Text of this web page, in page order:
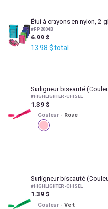
Étui à crayons en nylon, 2
#PP2004B
6.99$
13.98 $ total
Surligneur biseauté
#HIGHLIGHTER-CHISEL
1.39$
Couleur - Rose
Surligneur biseauté
#HIGHLIGHTER-CHISEL
1.39$
Couleur - Vert